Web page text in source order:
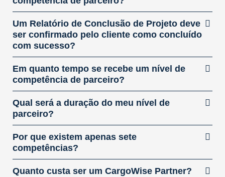
Um Relatório de Conclusão de Projeto deve
ser confirmado pelo cliente como concluído
com sucesso?
Em quanto tempo se recebe um nível de
competência de parceiro?
Qual será a duração do meu nível de
parceiro?
Por que existem apenas sete
competências?
Quanto custa ser um CargoWise Partner?